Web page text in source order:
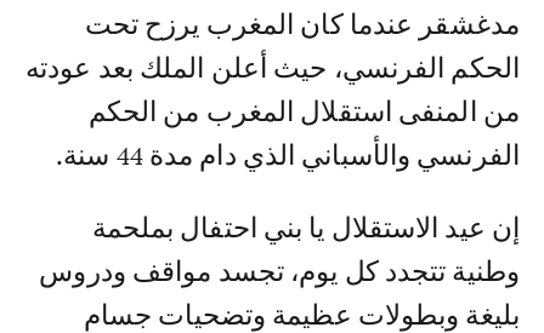
مدغشقر عندما كان المغرب يرزح تحت
الحكم الفرنسي، حيث أعلن الملك بعد عودته
من المنفى استقلال المغرب من الحكم
الفرنسي والأسباني الذي دام مدة 44 سنة.
إن عيد الاستقلال يا بني احتفال بملحمة
وطنية تتجدد كل يوم، تجسد مواقف ودروس
بليغة وبطولات عظيمة وتضحيات جسام